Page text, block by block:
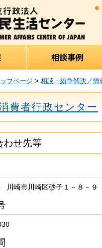
ップページ > 相談・紛争解決／情
費者行政センター
わせ先等
川崎市川崎区砂子１－８－